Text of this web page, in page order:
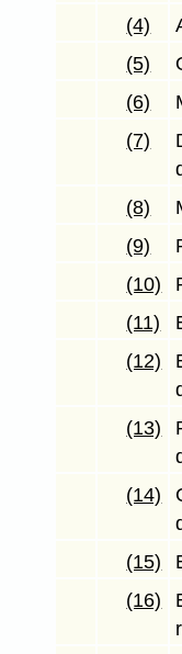
(4)
(5)
(6)
(7)
(8)
(9)
(10)
(11)
(12)
(13)
(14)
(15)
(16)